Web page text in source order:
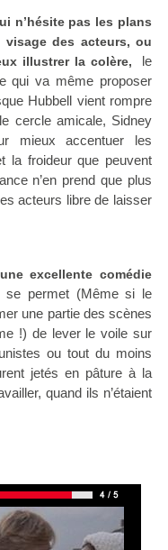
n’hésite pas les plans
des acteurs, ou
illustrer la colère,
le
qui va même proposer
Hubbell vient rompre
cercle amicale, Sidney
mieux accentuer les
la froideur que peuvent
n’en prend que plus
acteurs libre de laisser
excellente comédie
se permet (Même si le
une partie des scènes
!) de lever le voile sur
ou tout du moins
jetés en pâture à la
quand ils n’étaient